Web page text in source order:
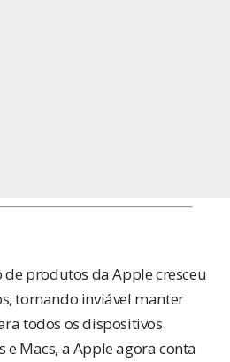
produtos da Apple cresceu
tornando inviável manter
todos os dispositivos.
e Macs, a Apple agora conta